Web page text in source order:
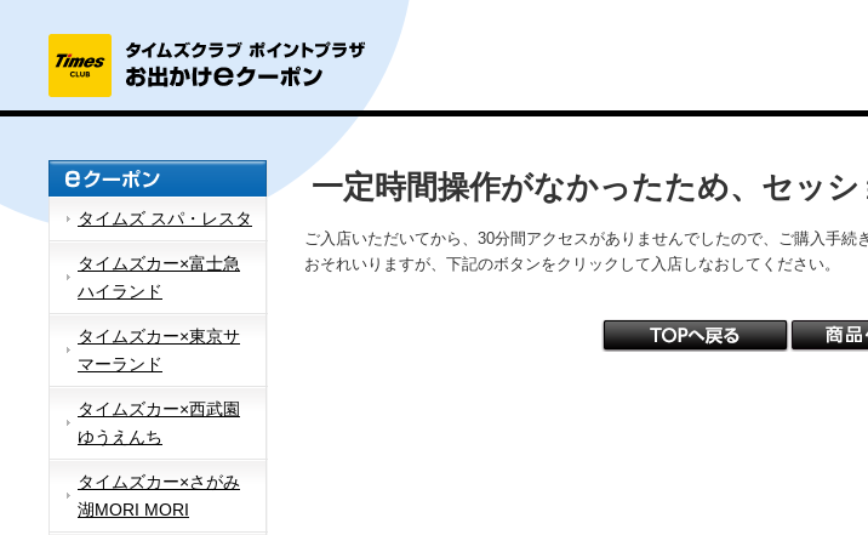
タイムズ スパ・レスタ
タイムズカー×富士急
ハイランド
タイムズカー×東京サ
マーランド
タイムズカー×西武園
ゆうえんち
タイムズカー×さがみ
湖MORI MORI
一定時間操作がなかったため、セッ
ご入店いただいてから、30分間アクセスがありませんでしたので、ご購入手続
おそれいりますが、下記のボタンをクリックして入店しなおしてください。